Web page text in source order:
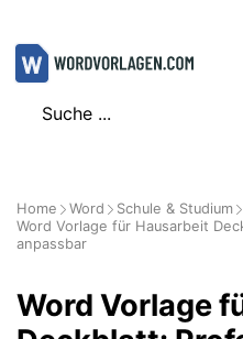
Zum
Inhalt
Home Word
Schule & Studium
Word Vorlage für Hausarbeit
anpassbar
Word Vorlage